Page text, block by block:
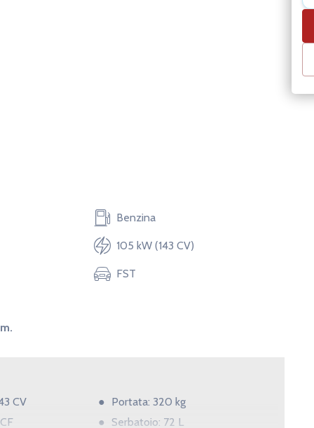
Benzina
105 kW (143 CV)
FST
CV
Portata: 320 kg
Serbatoio: 72 L